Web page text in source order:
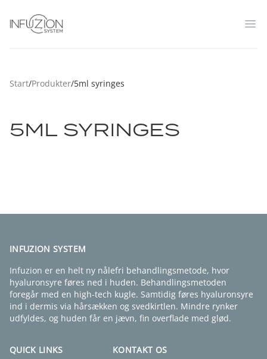
Infuzion System
Start/Produkter/5ml syringes
5ML SYRINGES
INFUZION SYSTEM
Infuzion er en helt ny nålefri behandlingsmetode, hvor
hyaluronsyre føres ned i huden. Behandlingsmetoden
foregår med en high-tech kugle. Samtidig føres hyaluronsyre
ind i dermis via hårsækken og svedkirtlen. Mindre rynker
udfyldes, og huden får en jævn, fin overflade med glød.
QUICK LINKS
KONTAKT OS